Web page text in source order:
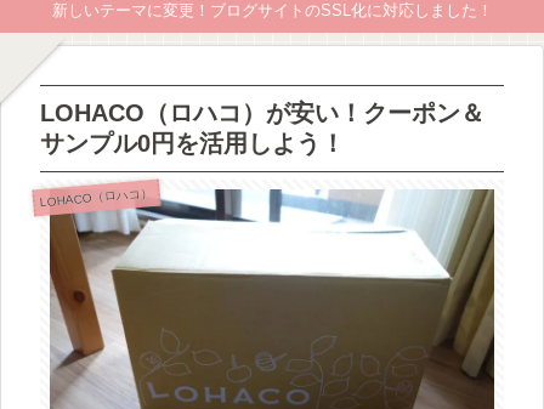
新しいテーマに変更！ブログサイトのSSL化に対応しました！
LOHACO（ロハコ）が安い！クーポン＆
サンプル0円を活用しよう！
LOHACO（ロハコ）